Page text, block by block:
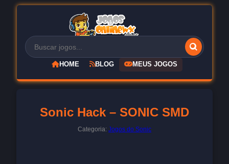
HOME BLOG MEUS JOGOS
Sonic Hack – SONIC SMD
Categoria: Jogos do Sonic